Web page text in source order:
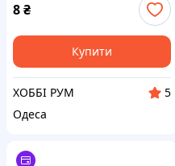
8₴
Купити
ХОББІ РУМ
5
Одеса